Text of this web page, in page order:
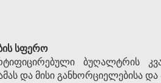
სფერო
ბუღალტრის
და მისი განხორციელებისა